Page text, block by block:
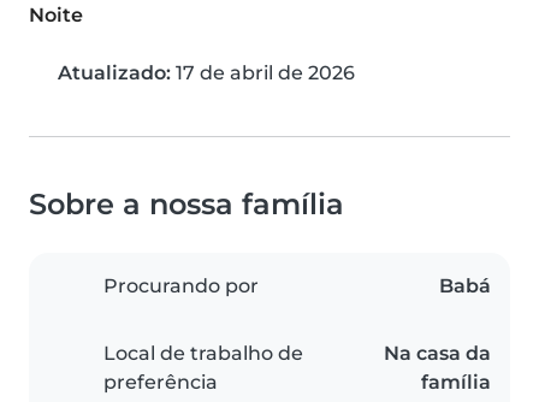
Noite
Atualizado: 17 de abril de 2026
Sobre a nossa família
Procurando por Babá
Local de trabalho de
preferência
Na casa da
família